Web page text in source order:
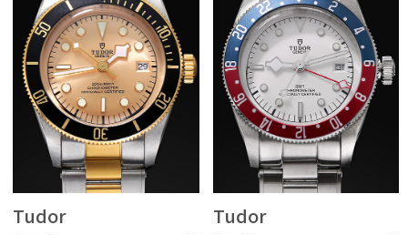
Tudor Tudor